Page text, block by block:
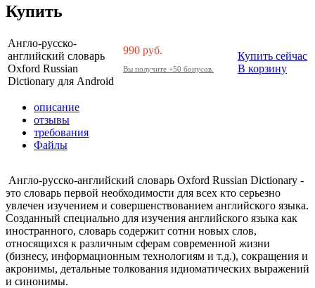
Купить
Англо-русско-
английский словарь
Oxford Russian
Dictionary для Android
990 руб.
Вы получите +50 бонусов.
Купить сейчас
В корзину
описание
отзывы
требования
Файлы
Англо-русско-английский словарь Oxford Russian Dictionary -
это словарь первой необходимости для всех кто серьезно
увлечен изучением и совершенствованием английского языка.
Созданный специально для изучения английского языка как
иностранного, словарь содержит сотни новых слов,
относящихся к различным сферам современной жизни
(бизнесу, информационным технологиям и т.д.), сокращения и
акронимы, детальные толкования идиоматических выражений
и синонимы.